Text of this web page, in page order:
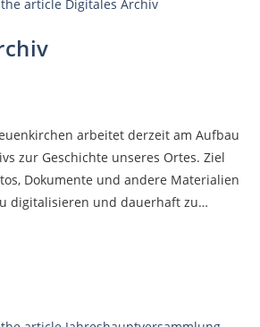
arbeitet derzeit am Aufbau
zur Geschichte unseres Ortes. Ziel
Dokumente und andere Materialien
digitalisieren und dauerhaft zu…